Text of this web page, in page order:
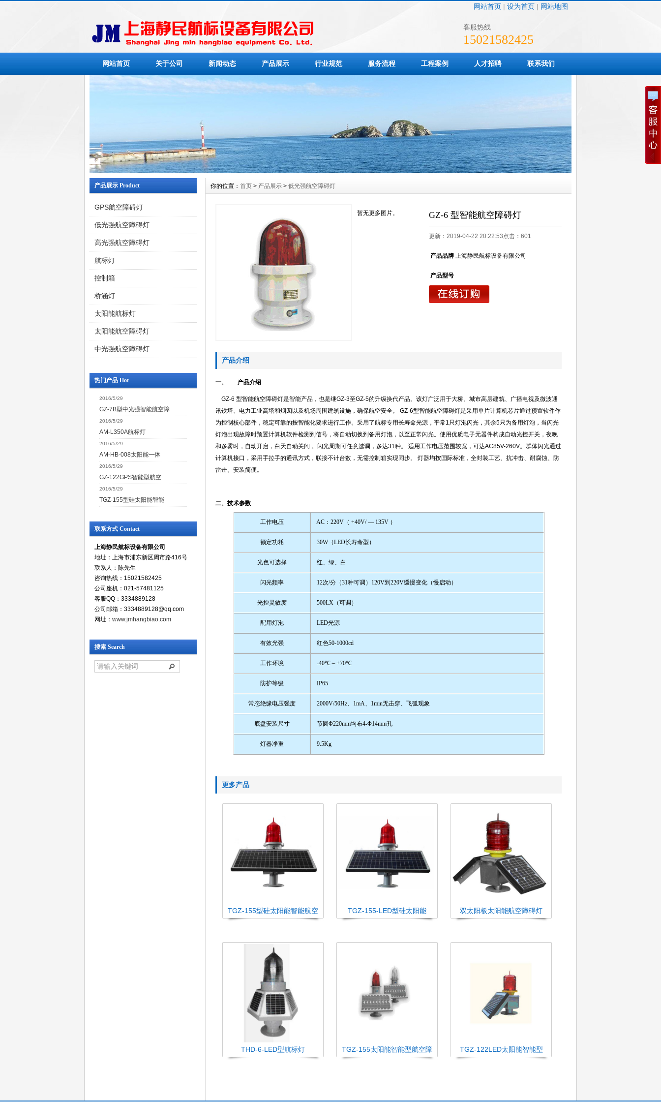
网站首页| 设为首页| 网站地图
客服热线
15021582425
网站首页 关于公司 新闻动态 产品展示 行业规范 服务流程 工程案例 人才招聘 联系我们
产品展示 Product
GPS航空障碍灯
低光强航空障碍灯
高光强航空障碍灯
航标灯
控制箱
桥涵灯
太阳能航标灯
太阳能航空障碍灯
中光强航空障碍灯
热门产品 Hot
2016/5/29
GZ-7B型中光强智能航空障
2016/5/29
AM-L350A航标灯
2016/5/29
AM-HB-008太阳能一体
2016/5/29
GZ-122GPS智能型航空
2016/5/29
TGZ-155型硅太阳能智能
联系方式 Contact
上海静民航标设备有限公司
地址：上海市浦东新区周市路416号
联系人：陈先生
咨询热线：15021582425
公司座机：021-57481125
客服QQ：3334889128
公司邮箱：3334889128@qq.com
网址： www.jmhangbiao.com
搜索 Search
你的位置： 首页 > 产品展示 > 低光强航空障碍灯
暂无更多图片。 GZ-6 型智能航空障碍灯
更新：2019-04-22 20:22:53点击： 601
产品品牌 上海静民航标设备有限公司
产品型号
产品介绍
一、 产品介绍
GZ-6 型智能航空障碍灯是智能产品，也是继GZ-3至GZ-5的升级换代产品。该灯广泛用于大桥、城市高层建筑、广播电视及微波通
讯铁塔、电力工业高塔和烟囱以及机场周围建筑设施，确保航空安全。
GZ-6型智能航空障碍灯是采用单片计算机芯片通过预置软件作
为控制核心部件，稳定可靠的按智能化要求进行工作。采用了航标专用长寿命光源，平常1只灯泡闪光，其余5只为备用灯泡，当闪光
灯泡出现故障时预置计算机软件检测到信号，将自动切换到备用灯泡，以至正常闪光。使用优质电子元器件构成自动光控开关，夜晚
和多雾时，自动开启，白天自动关闭 。闪光周期可任意选调，多达31种。 适用工作电压范围较宽，可达AC85V-260V。群体闪光通过
计算机接口，采用手拉手的通讯方式，联接不计台数，无需控制箱实现同步。 灯器均按国际标准，全封装工艺、抗冲击、耐腐蚀、防
雷击。安装简便。
二、技术参数
工作电压 AC： 220V（ +40V/ — 135V ）
额定功耗 30W（LED长寿命型）
光色可选择 红、绿、白
闪光频率 12次/分（31种可调） 120V到 220V缓慢变化（慢启动）
光控灵敏度 500LX（可调）
配用灯泡 LED光源
有效光强 红色50-1000cd
工作环境 -40℃～+70℃
防护等级 IP65
常态绝缘电压强度 2000V/50Hz、 1mA、 1min无击穿、飞弧现象
底盘安装尺寸 节圆Φ220mm均布4-Φ14mm孔
灯器净重 9.5Kg
更多产品
TGZ-155型硅太阳能智能航空 TGZ-155-LED型硅太阳能 双太阳板太阳能航空障碍灯
THD-6-LED型航标灯 TGZ-155太阳能智能型航空障 TGZ-122LED太阳能智能型